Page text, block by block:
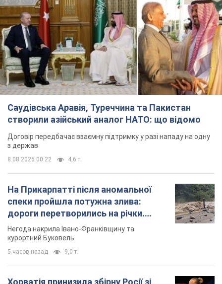
5 часов назад 9,0 т.
Хорватія принизила збірну Росії зі
спортивної гімнастики, офіційно не
допустивши до чемпіонату Європи
основних спортсменів
Турнір відбудеться в Загребі з 13 по 23 серпня
5 часов назад 7,7 т.
TOP NEWS